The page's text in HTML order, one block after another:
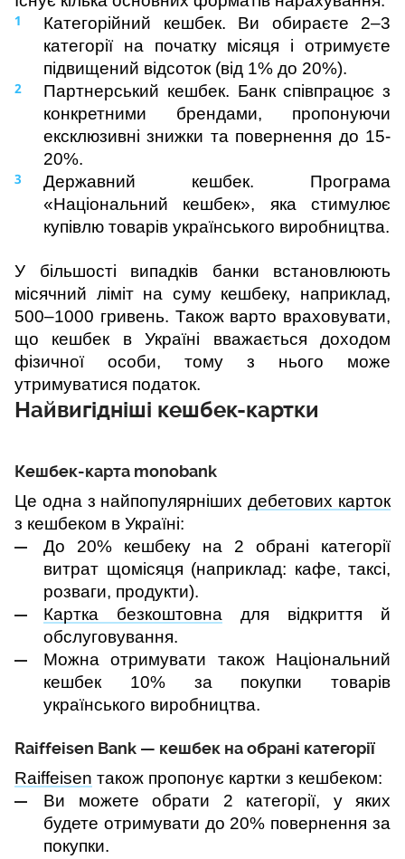
Категорійний кешбек. Ви обираєте 2–3
категорії на початку місяця і отримуєте
підвищений відсоток (від 1% до 20%).
Партнерський кешбек. Банк співпрацює з
конкретними брендами, пропонуючи
ексклюзивні знижки та повернення до 15-
20%.
Державний кешбек. Програма
«Національний кешбек», яка стимулює
купівлю товарів українського виробництва.
У більшості випадків банки встановлюють
місячний ліміт на суму кешбеку, наприклад,
500–1000 гривень. Також варто враховувати,
що кешбек в Україні вважається доходом
фізичної особи, тому з нього може
утримуватися податок.
Найвигідніші кешбек-картки
Кешбек-карта monobank
Це одна з найпопулярніших дебетових карток
з кешбеком в Україні:
До 20% кешбеку на 2 обрані категорії
витрат щомісяця (наприклад: кафе, таксі,
розваги, продукти).
Картка безкоштовна для відкриття й
обслуговування.
Можна отримувати також Національний
кешбек 10% за покупки товарів
українського виробництва.
Raiffeisen Bank — кешбек на обрані категорії
Raiffeisen також пропонує картки з кешбеком:
Ви можете обрати 2 категорії, у яких
будете отримувати до 20% повернення за
покупки.